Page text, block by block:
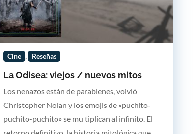
La Odisea: viejos / nuevos mitos
Cine Reseñas
Los nenazos están de parabienes, volvió
Christopher Nolan y los emojis de «puchito-
puchito-puchito» se multiplican al infinito. El
retorno definitivo, la historia mitológica que